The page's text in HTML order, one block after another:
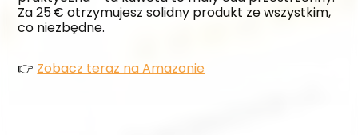
Za 25 € otrzymujesz solidny produkt ze wszystkim,
co niezbędne.
👉 Zobacz teraz na Amazonie